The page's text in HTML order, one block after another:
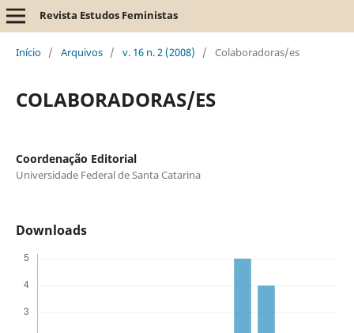
Revista Estudos Feministas
Início / Arquivos / v. 16 n. 2 (2008) / Colaboradoras/es
COLABORADORAS/ES
Coordenação Editorial
Universidade Federal de Santa Catarina
Downloads